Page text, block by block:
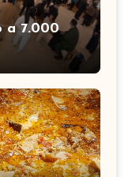
a 7.000